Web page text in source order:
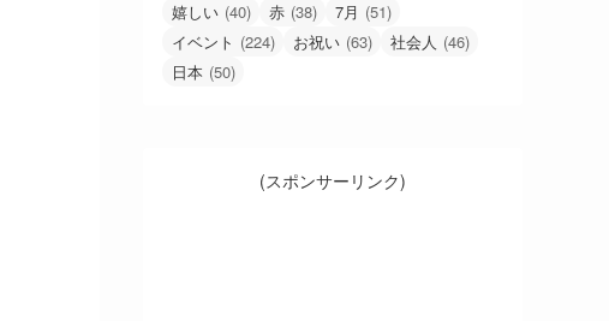
嬉しい (40) 赤 (38) 7月 (51)
イベント (224) お祝い (63) 社会人 (46)
日本 (50)
(スポンサーリンク)